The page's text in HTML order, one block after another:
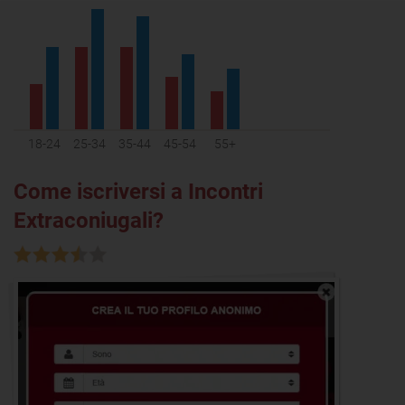
18-24 25-34 35-44 45-54 55+
Come iscriversi a Incontri
Extraconiugali?